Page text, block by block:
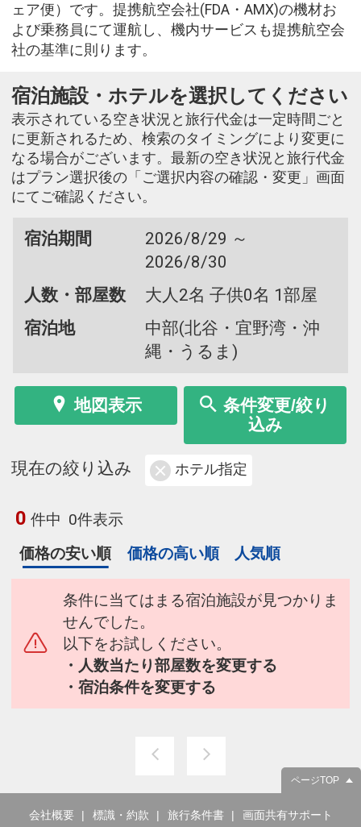
ェア便）です。提携航空会社(FDA・AMX)の機材お
よび乗務員にて運航し、機内サービスも提携航空会
社の基準に則ります。
宿泊施設・ホテルを選択してください
表示されている空き状況と旅行代金は一定時間ごと
に更新されるため、検索のタイミングにより変更に
なる場合がございます。最新の空き状況と旅行代金
はプラン選択後の「ご選択内容の確認・変更」画面
にてご確認ください。
宿泊期間
2026/8/29 ～
2026/8/30
人数・部屋数
大人2名 子供0名 1部屋
宿泊地
中部(北谷・宜野湾・沖
縄・うるま)
地図表示
条件変更/絞り
込み
現在の絞り込み ホテル指定
0 件中 0件表示
価格の安い順
価格の高い順 人気順
条件に当てはまる宿泊施設が見つかりま
せんでした。
以下をお試しください。
・人数当たり部屋数を変更する
・宿泊条件を変更する
ページTOP
会社概要 標識・約款 旅行条件書 画面共有サポート